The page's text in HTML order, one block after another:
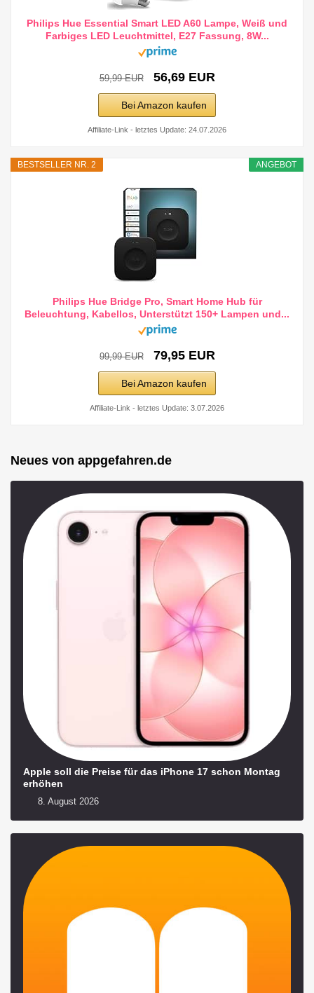
Philips Hue Essential Smart LED A60 Lampe, Weiß und
Farbiges LED Leuchtmittel, E27 Fassung, 8W...
59,99 EUR 56,69 EUR
Bei Amazon kaufen
Affiliate-Link - letztes Update: 24.07.2026
ANGEBOT
BESTSELLER NR. 2
Philips Hue Bridge Pro, Smart Home Hub für
Beleuchtung, Kabellos, Unterstützt 150+ Lampen und...
99,99 EUR 79,95 EUR
Bei Amazon kaufen
Affiliate-Link - letztes Update: 3.07.2026
Neues von appgefahren.de
Apple soll die Preise für das iPhone 17 schon Montag
erhöhen
8. August 2026